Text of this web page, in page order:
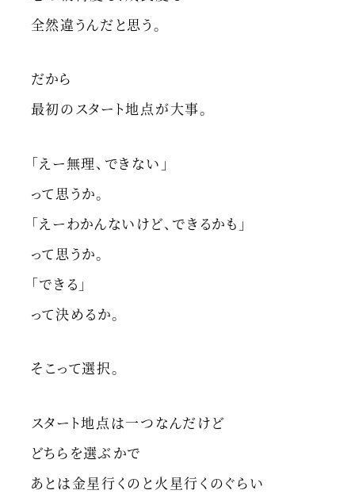
全然違うんだと思う。
だから
最初のスタート地点が大事。
「えー無理、できない」
って思うか。
「えーわかんないけど、できるかも」
って思うか。
「できる」
って決めるか。
そこって選択。
スタート地点は一つなんだけど
どちらを選ぶかで
あとは金星行くのと火星行くのぐらい